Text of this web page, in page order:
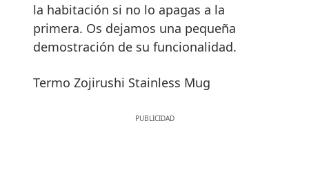
la habitación si no lo apagas a la
primera. Os dejamos una pequeña
demostración de su funcionalidad.
Termo Zojirushi Stainless Mug